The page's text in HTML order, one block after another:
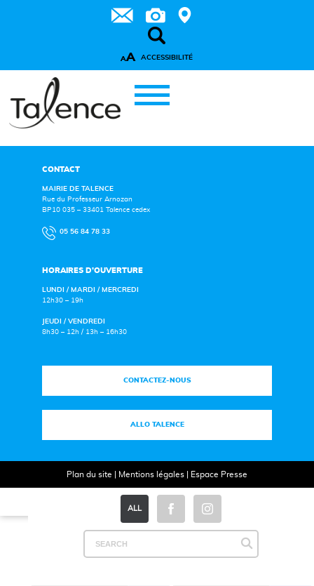
ALL
AA ACCESSIBILITÉ
CONTACT
MAIRIE DE TALENCE
Rue du Professeur Arnozan
BP10 035 – 33401 Talence cedex
05 56 84 78 33
HORAIRES D’OUVERTURE
LUNDI / MARDI / MERCREDI
12h30 – 19h
JEUDI / VENDREDI
8h30 – 12h / 13h – 16h30
CONTACTEZ-NOUS
ALLO TALENCE
Plan du site Mentions légales| Espace Presse